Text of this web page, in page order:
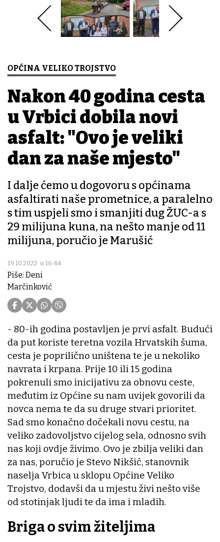
OPĆINA VELIKO TROJSTVO
Nakon 40 godina cesta
u Vrbici dobila novi
asfalt: "Ovo je veliki
dan za naše mjesto"
I dalje ćemo u dogovoru s općinama
asfaltirati naše prometnice, a paralelno
s tim uspjeli smo i smanjiti dug ŽUC-a s
29 milijuna kuna, na nešto manje od 11
milijuna, poručio je Marušić
19.10.2022. u 16:44
Piše: Deni
Marčinković
- 80-ih godina postavljen je prvi asfalt. Budući
da put koriste teretna vozila Hrvatskih šuma,
cesta je poprilično uništena te je u nekoliko
navrata i krpana. Prije 10 ili 15 godina
pokrenuli smo inicijativu za obnovu ceste,
međutim iz Općine su nam uvijek govorili da
novca nema te da su druge stvari prioritet.
Sad smo konačno dočekali novu cestu, na
veliko zadovoljstvo cijelog sela, odnosno svih
nas koji ovdje živimo. Ovo je zbilja veliki dan
za nas, poručio je Stevo Nikšić, stanovnik
naselja Vrbica u sklopu Općine Veliko
Trojstvo, dodavši da u mjestu živi nešto više
od stotinjak ljudi te da ima i mladih.
Briga o svim žiteljima